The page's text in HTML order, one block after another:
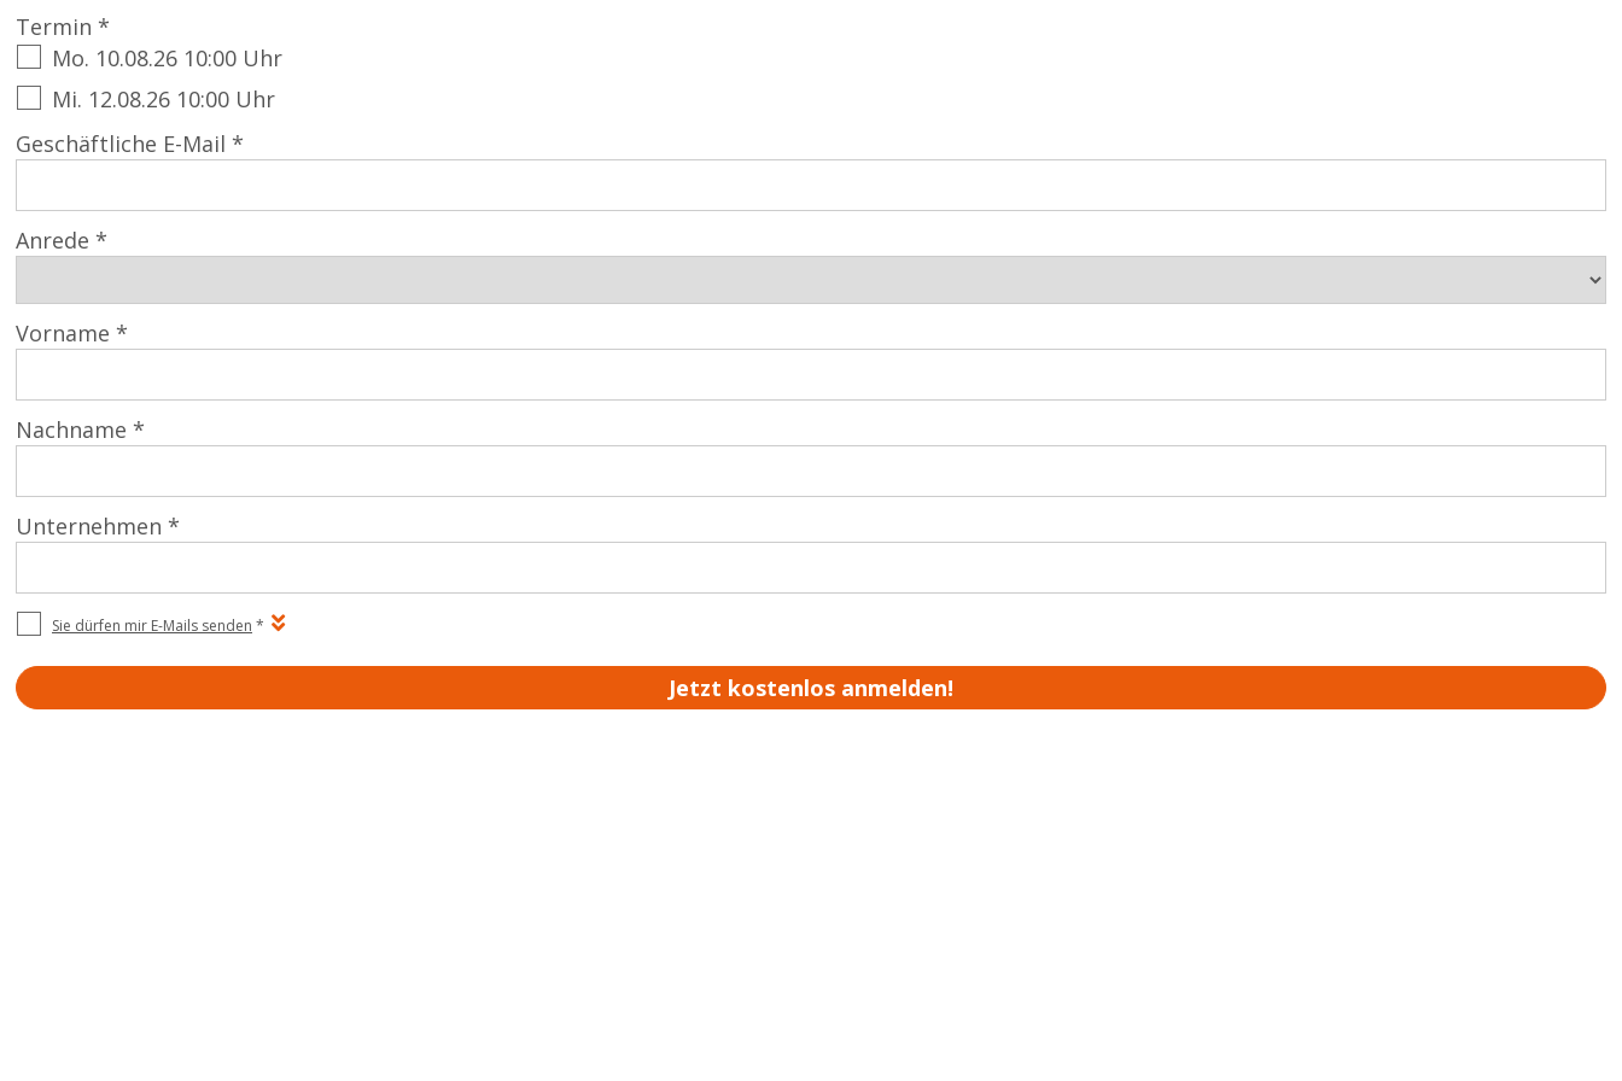
Termin *
Mo. 10.08.26 10:00 Uhr
Mi. 12.08.26 10:00 Uhr
Geschäftliche E-Mail *
Anrede *
Vorname *
Nachname *
Unternehmen *
Sie dürfen mir E-Mails senden *
Jetzt kostenlos anmelden!